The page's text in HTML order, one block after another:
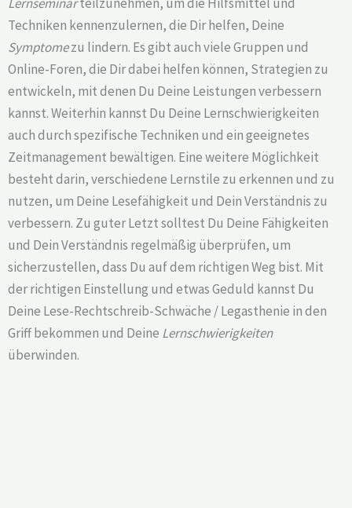
Techniken kennenzulernen, die Dir helfen, Deine
Symptomezu lindern. Es gibt auch viele Gruppen und
Online-Foren, die Dir dabei helfen können, Strategien zu
entwickeln, mit denen Du Deine Leistungen verbessern
kannst. Weiterhin kannst Du Deine Lernschwierigkeiten
auch durch spezifische Techniken und ein geeignetes
Zeitmanagement bewältigen. Eine weitere Möglichkeit
besteht darin, verschiedene Lernstile zu erkennen und zu
nutzen, um Deine Lesefähigkeit und Dein Verständnis zu
verbessern. Zu guter Letzt solltest Du Deine Fähigkeiten
und Dein Verständnis regelmäßig überprüfen, um
sicherzustellen, dass Du auf dem richtigen Weg bist. Mit
der richtigen Einstellung und etwas Geduld kannst Du
Deine Lese-Rechtschreib-Schwäche / Legasthenie in den
Griff bekommen und Deine Lernschwierigkeiten
überwinden.